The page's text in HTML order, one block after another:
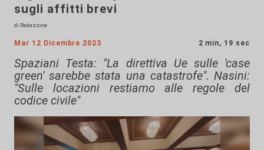
sugli affitti brevi
di Redazione
Mar 12 Dicembre 2023 2 min, 19 sec
Spaziani Testa: "La direttiva Ue sulle 'case
green' sarebbe stata una catastrofe". Nasini:
"Sulle locazioni restiamo alle regole del
codice civile"